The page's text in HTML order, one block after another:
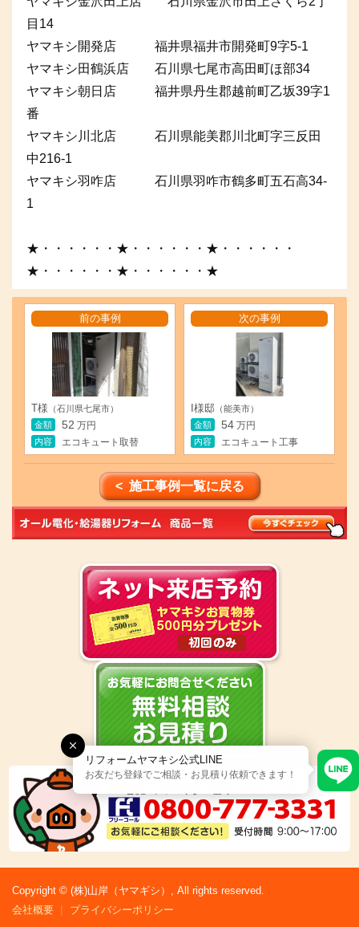
目14
ヤマキシ開発店 福井県福井市開発町9字5-1
ヤマキシ田鶴浜店 石川県七尾市高田町ほ部34
ヤマキシ朝日店 福井県丹生郡越前町乙坂39字1
番
ヤマキシ川北店 石川県能美郡川北町字三反田
中216-1
ヤマキシ羽咋店 石川県羽咋市鶴多町五石高34-
1
★・・・・・・★・・・・・・★・・・・・・
★・・・・・・★・・・・・・★
前の事例
T様 （石川県七尾市）
金額
52 万円
内容
エコキュート取替
次の事例
I様邸 （能美市）
金額
54 万円
内容
エコキュート工事
< 施工事例一覧に戻る
Copyright © (株)山岸（ヤマギシ）, All rights reserved.
会社概要
プライバシーポリシー
リフォームヤマキシ公式LINE
お友だち登録でご相談・お見積り依頼できます！